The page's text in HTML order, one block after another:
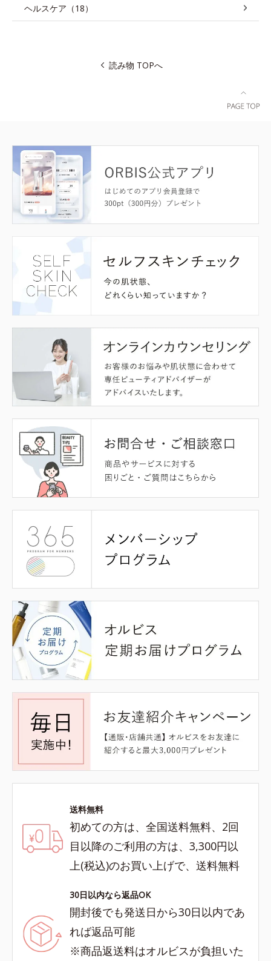
ヘルスケア（18）
読み物 TOPへ
送料無料
初めての方は、全国送料無料、2回
目以降のご利用の方は、3,300円以
上(税込)のお買い上げで、送料無料
30日以内なら返品OK
開封後でも発送日から30日以内であ
れば返品可能
※商品返送料はオルビスが負担いた